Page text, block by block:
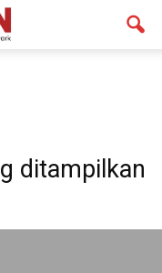
ditampilkan